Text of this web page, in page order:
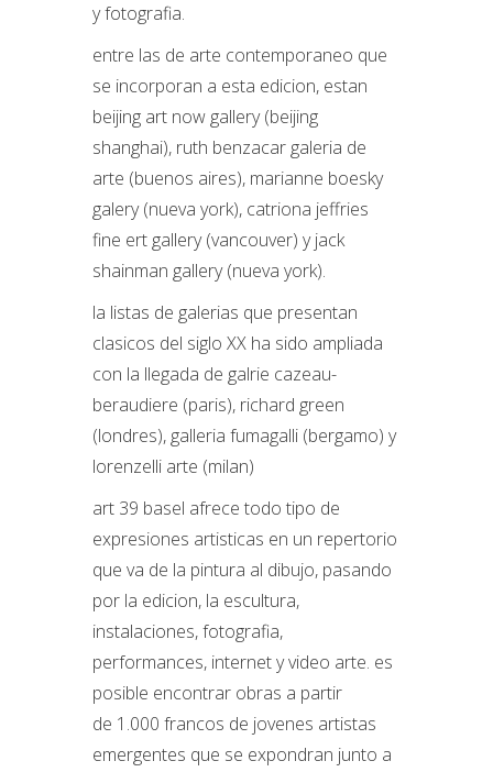
y fotografia.
entre las de arte contemporaneo que
se incorporan a esta edicion, estan
beijing art now gallery (beijing
shanghai), ruth benzacar galeria de
arte (buenos aires), marianne boesky
galery (nueva york), catriona jeffries
fine ert gallery (vancouver) y jack
shainman gallery (nueva york).
la listas de galerias que presentan
clasicos del siglo XX ha sido ampliada
con la llegada de galrie cazeau-
beraudiere (paris), richard green
(londres), galleria fumagalli (bergamo) y
lorenzelli arte (milan)
art 39 basel afrece todo tipo de
expresiones artisticas en un repertorio
que va de la pintura al dibujo, pasando
por la edicion, la escultura,
instalaciones, fotografia,
performances, internet y video arte. es
posible encontrar obras a partir
de 1.000 francos de jovenes artistas
emergentes que se expondran junto a